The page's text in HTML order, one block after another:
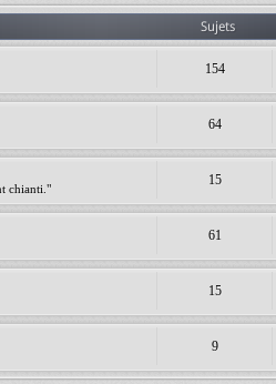
Sujets
154
64
chianti."
15
61
15
9